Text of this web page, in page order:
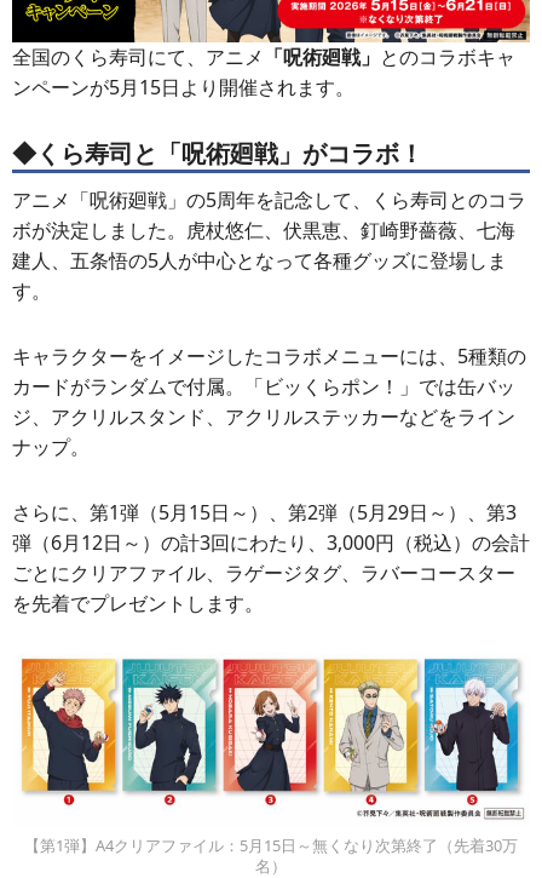
全国のくら寿司にて、アニメ 「呪術廻戦」 とのコラボキャ
ンペーンが5月15日より開催されます。
◆くら寿司と「呪術廻戦」がコラボ！
アニメ「呪術廻戦」の5周年を記念して、くら寿司とのコラ
ボが決定しました。虎杖悠仁、伏黒恵、釘崎野薔薇、七海
建人、五条悟の5人が中心となって各種グッズに登場しま
す。
キャラクターをイメージしたコラボメニューには、5種類の
カードがランダムで付属。「ビッくらポン！」では缶バッ
ジ、アクリルスタンド、アクリルステッカーなどをライン
ナップ。
さらに、第1弾（5月15日～）、第2弾（5月29日～）、第3
弾（6月12日～）の計3回にわたり、3,000円（税込）の会計
ごとにクリアファイル、ラゲージタグ、ラバーコースター
を先着でプレゼントします。
【第1弾】A4クリアファイル：5月15日～無くなり次第終了（先着30万
名）